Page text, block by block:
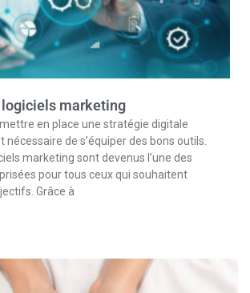
marketing
en place une stratégie digitale
de s’équiper des bons outils.
marketing sont devenus l’une des
pour tous ceux qui souhaitent
Grâce à